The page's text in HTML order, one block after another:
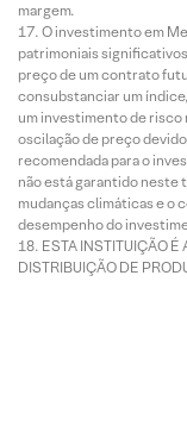
margem.
O investimento em
patrimoniais
preço de um contrato
consubstanciar um
um investimento de risco
oscilação de preço
recomendada para o
não está garantido neste
mudanças climáticas e o
desempenho do
ESTA INSTITUIÇÃO
DISTRIBUIÇÃO DE